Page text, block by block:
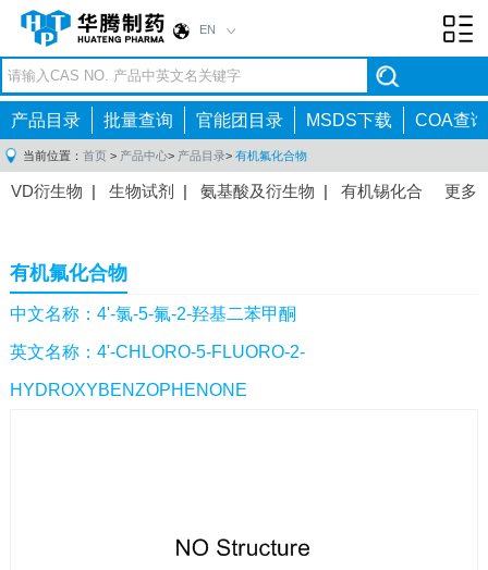
EN
产品目录 批量查询 官能团目录 MSDS下载 COA查询
当前位置： 首页 > 产品中心> 产品目录> 有机氟化合物
更多
VD衍生物 | 生物试剂 | 氨基酸及衍生物 | 有机锡化合
间体|抗高血压药物中间体
感染药物中间体|
体 |抗精神病药物中间体|抗炎药物中间体
药中间体|其他原料药中间体|
有机氟化合物
中文名称：4'-氯-5-氟-2-羟基二苯甲酮
英文名称：4'-CHLORO-5-FLUORO-2-
HYDROXYBENZOPHENONE